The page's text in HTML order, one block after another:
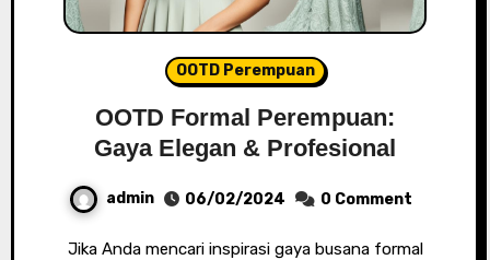
OOTD Perempuan
OOTD Formal Perempuan:
Gaya Elegan & Profesional
admin 06/02/2024 0 Comment
Jika Anda mencari inspirasi gaya busana formal